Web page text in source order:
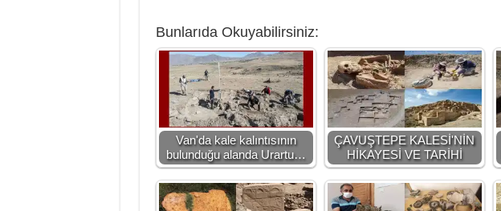
Bunlarıda Okuyabilirsiniz:
Van'da kale kalıntısının
bulunduğu alanda Urartu…
ÇAVUŞTEPE KALESİ'NİN
HİKAYESİ VE TARİHİ